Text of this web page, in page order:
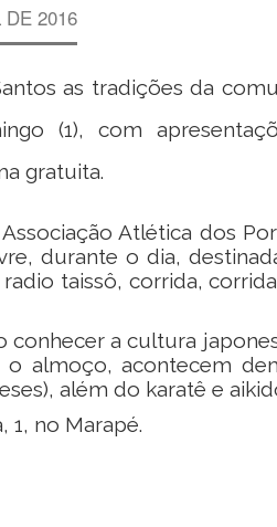
2016
as tradições da
(1), com
gratuita.
Atlética dos
durante o dia,
taissô, corrida,
a cultura
almoço, acontecem
além do karatê e
1, no Marapé.